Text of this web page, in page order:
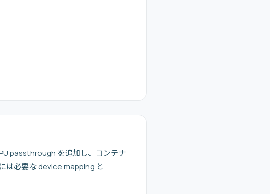
passthrough を追加し、コンテナ
は必要な device mapping と